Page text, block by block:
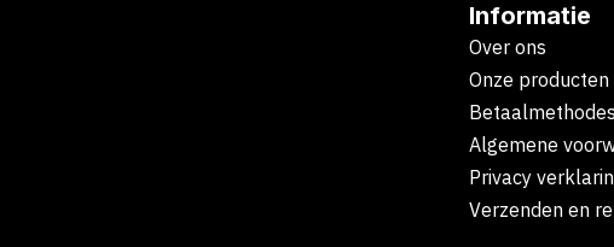
Informatie
Over ons
Onze producten
Betaalmethodes
Algemene
Privacy
Verzenden en